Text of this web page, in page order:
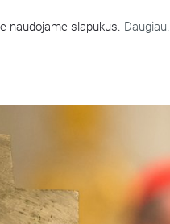
naudojame slapukus.